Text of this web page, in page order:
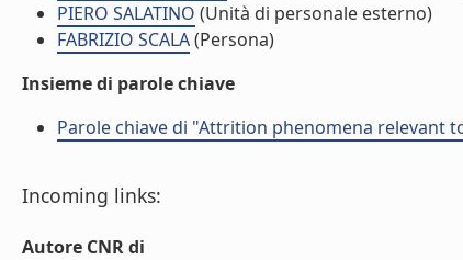
PIERO SALATINO (Unità di personale esterno)
FABRIZIO SCALA(Persona)
Insieme di parole chiave
Parole chiave di "Attrition phenomena relevant
Incoming links:
Autore CNR di